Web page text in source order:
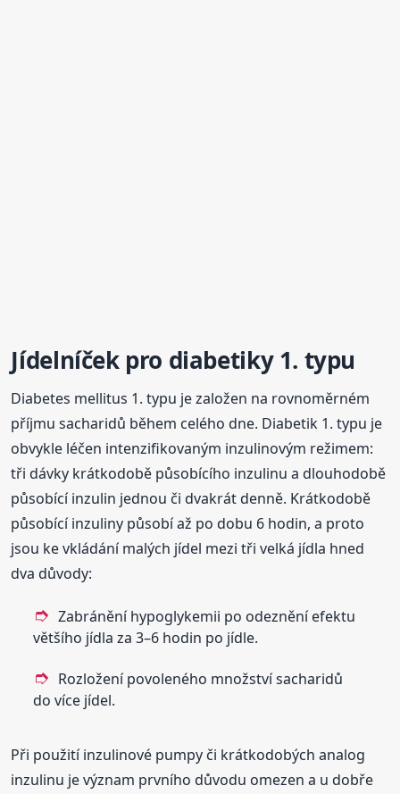
Jídelníček pro diabetiky 1. typu
Diabetes mellitus 1. typu je založen na rovnoměrném
příjmu sacharidů během celého dne. Diabetik 1. typu je
obvykle léčen intenzifikovaným inzulinovým režimem:
tři dávky krátkodobě působícího inzulinu a dlouhodobě
působící inzulin jednou či dvakrát denně. Krátkodobě
působící inzuliny působí až po dobu 6 hodin, a proto
jsou ke vkládání malých jídel mezi tři velká jídla hned
dva důvody:
Zabránění hypoglykemii po odeznění efektu
většího jídla za 3–6 hodin po jídle.
Rozložení povoleného množství sacharidů
do více jídel.
Při použití inzulinové pumpy či krátkodobých analog
inzulinu je význam prvního důvodu omezen a u dobře